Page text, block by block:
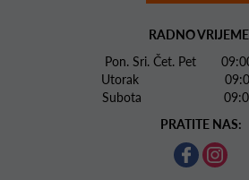
RADNO
Pon. Sri. Čet. Pet
Utorak 09:00 -
Subota 09:00 -
PRATITE NAS: